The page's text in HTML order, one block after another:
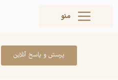
منو
پرسش و پاسخ آنلاین